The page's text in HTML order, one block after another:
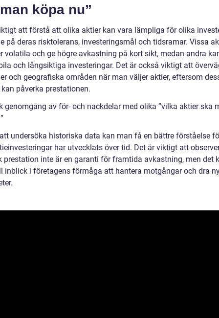
köpa nu”
att förstå att olika aktier kan vara lämpliga för olika
på deras risktolerans, investeringsmål och tidsramar. Vissa
volatila och ge högre avkastning på kort sikt, medan andra
och långsiktiga investeringar. Det är också viktigt att
och geografiska områden när man väljer aktier, eftersom
påverka prestationen.
genomgång av för- och nackdelar med olika ”vilka aktier ska
undersöka historiska data kan man få en bättre förståelse
har utvecklats över tid. Det är viktigt att
prestation inte är en garanti för framtida avkastning, men det
inblick i företagens förmåga att hantera motgångar och dra